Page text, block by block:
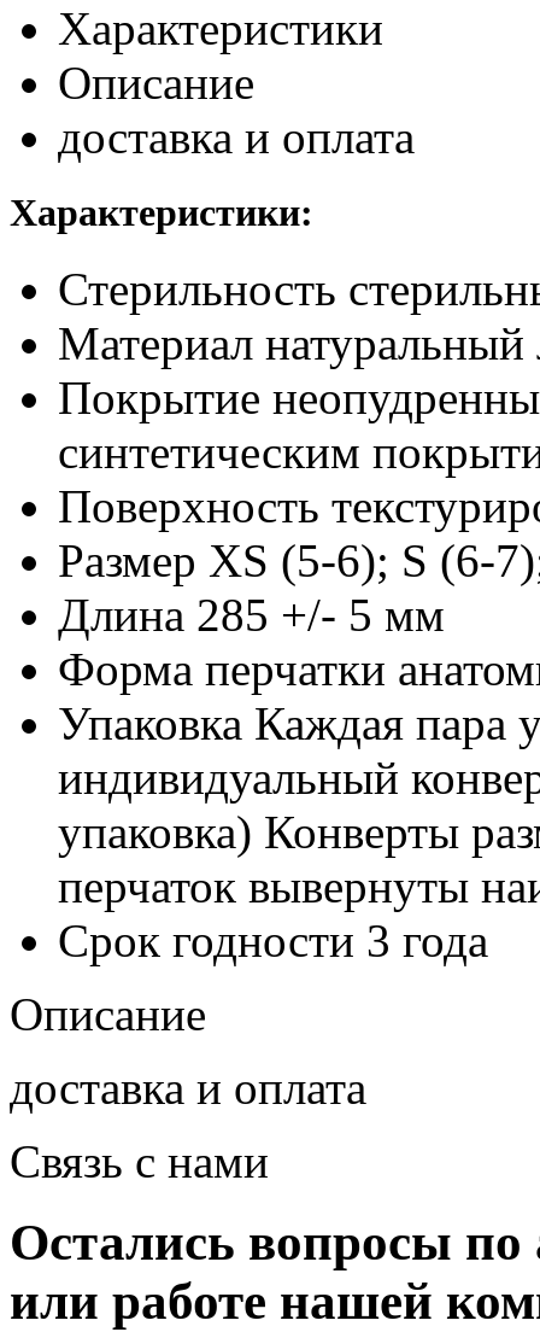
Характеристики
Описание
доставка и оплата
Характеристики:
Стерильность
Материал натуральный
Покрытие
синтетическим
Поверхность
Размер XS (5-6); S (6-
Длина 285 +/- 5 мм
Форма перчатки
Упаковка Каждая пара
индивидуальный
упаковка) Конверты
перчаток вывернуты
Срок годности 3 года
Описание
доставка и оплата
Связь с нами
Остались вопросы по
или работе нашей